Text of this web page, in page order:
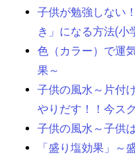
子供が勉強しない
き」になる方法(小
色（カラー）で運
果～
子供の風水～片付
やりだす！！今ス
子供の風水～子供
「盛り塩効果」～